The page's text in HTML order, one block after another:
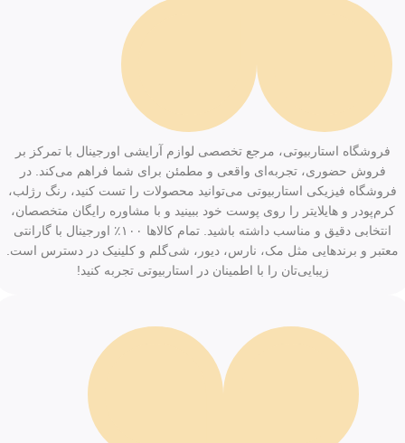
فروشگاه استاربیوتی، مرجع تخصصی لوازم آرایشی اورجینال با تمرکز بر
فروش حضوری، تجربه‌ای واقعی و مطمئن برای شما فراهم می‌کند. در
فروشگاه فیزیکی استاربیوتی می‌توانید محصولات را تست کنید، رنگ رژلب،
کرم‌پودر و هایلایتر را روی پوست خود ببینید و با مشاوره رایگان متخصصان،
انتخابی دقیق و مناسب داشته باشید. تمام کالاها ۱۰۰٪ اورجینال با گارانتی
معتبر و برندهایی مثل مک، نارس، دیور، شی‌گلم و کلینیک در دسترس است.
زیبایی‌تان را با اطمینان در استاربیوتی تجربه کنید!